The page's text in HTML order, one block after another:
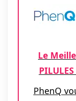
Le
PhenQ